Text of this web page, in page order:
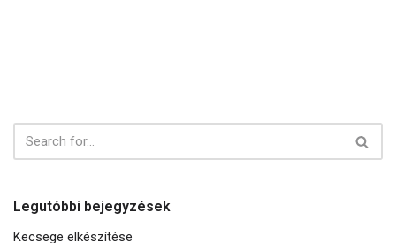
Legutóbbi bejegyzések
Kecsege elkészítése